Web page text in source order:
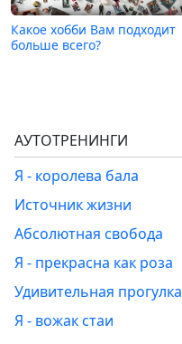
Какое хобби Вам подходит
больше всего?
АУТОТРЕНИНГИ
Я - королева бала
Источник жизни
Абсолютная свобода
Я - прекрасна как роза
Удивительная прогулка
Я - вожак стаи